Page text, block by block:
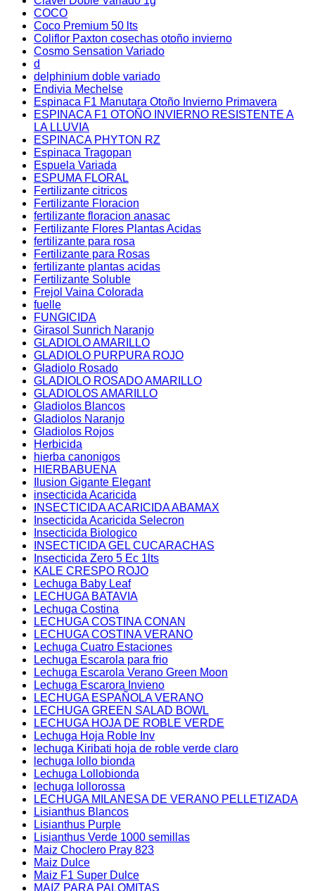
COCO
Coco Premium 50 lts
Coliflor Paxton cosechas otoño invierno
Cosmo Sensation Variado
d
delphinium doble variado
Endivia Mechelse
Espinaca F1 Manutara Otoño Invierno Primavera
ESPINACA F1 OTOÑO INVIERNO RESISTENTE A
LA LLUVIA
ESPINACA PHYTON RZ
Espinaca Tragopan
Espuela Variada
ESPUMA FLORAL
Fertilizante citricos
Fertilizante Floracion
fertilizante floracion anasac
Fertilizante Flores Plantas Acidas
fertilizante para rosa
Fertilizante para Rosas
fertilizante plantas acidas
Fertilizante Soluble
Frejol Vaina Colorada
fuelle
FUNGICIDA
Girasol Sunrich Naranjo
GLADIOLO AMARILLO
GLADIOLO PURPURA ROJO
Gladiolo Rosado
GLADIOLO ROSADO AMARILLO
GLADIOLOS AMARILLO
Gladiolos Blancos
Gladiolos Naranjo
Gladiolos Rojos
Herbicida
hierba canonigos
HIERBABUENA
Ilusion Gigante Elegant
insecticida Acaricida
INSECTICIDA ACARICIDA ABAMAX
Insecticida Acaricida Selecron
Insecticida Biologico
INSECTICIDA GEL CUCARACHAS
Insecticida Zero 5 Ec 1lts
KALE CRESPO ROJO
Lechuga Baby Leaf
LECHUGA BATAVIA
Lechuga Costina
LECHUGA COSTINA CONAN
LECHUGA COSTINA VERANO
Lechuga Cuatro Estaciones
Lechuga Escarola para frio
Lechuga Escarola Verano Green Moon
Lechuga Escarora Invieno
LECHUGA ESPAÑOLA VERANO
LECHUGA GREEN SALAD BOWL
LECHUGA HOJA DE ROBLE VERDE
Lechuga Hoja Roble Inv
lechuga Kiribati hoja de roble verde claro
lechuga lollo bionda
Lechuga Lollobionda
lechuga lollorossa
LECHUGA MILANESA DE VERANO PELLETIZADA
Lisianthus Blancos
Lisianthus Purple
Lisianthus Verde 1000 semillas
Maiz Choclero Pray 823
Maiz Dulce
Maiz F1 Super Dulce
MAIZ PARA PALOMITAS